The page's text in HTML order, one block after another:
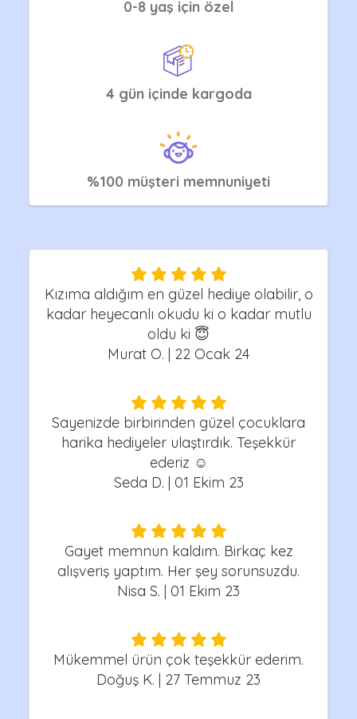
0-8 yaş için özel
4 gün içinde kargoda
%100 müşteri memnuniyeti
Kızıma aldığım en güzel hediye olabilir, o
kadar heyecanlı okudu ki o kadar mutlu
oldu ki 😇
Murat O. | 22 Ocak 24
Sayenizde birbirinden güzel çocuklara
harika hediyeler ulaştırdık. Teşekkür
ederiz ☺️
Seda D. | 01 Ekim 23
Gayet memnun kaldım. Birkaç kez
alışveriş yaptım. Her şey sorunsuzdu.
Nisa S. | 01 Ekim 23
Mükemmel ürün çok teşekkür ederim.
Doğuş K. | 27 Temmuz 23